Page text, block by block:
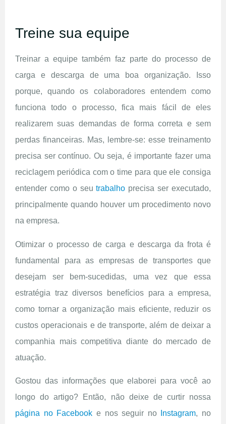
Treine sua equipe
Treinar a equipe também faz parte do processo de
carga e descarga de uma boa organização. Isso
porque, quando os colaboradores entendem como
funciona todo o processo, fica mais fácil de eles
realizarem suas demandas de forma correta e sem
perdas financeiras. Mas, lembre-se: esse treinamento
precisa ser contínuo. Ou seja, é importante fazer uma
reciclagem periódica com o time para que ele consiga
entender como o seutrabalho precisa ser executado,
principalmente quando houver um procedimento novo
na empresa.
Otimizar o processo de carga e descarga da frota é
fundamental para as empresas de transportes que
desejam ser bem-sucedidas, uma vez que essa
estratégia traz diversos benefícios para a empresa,
como tornar a organização mais eficiente, reduzir os
custos operacionais e de transporte, além de deixar a
companhia mais competitiva diante do mercado de
atuação.
Gostou das informações que elaborei para você ao
longo do artigo? Então, não deixe de curtir nossa
página no Facebook e nos seguir no Instagram, no